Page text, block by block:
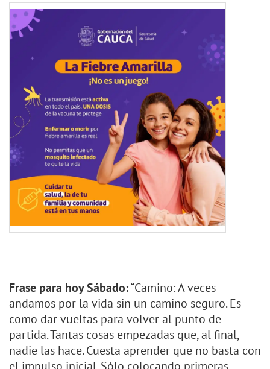
Frase para hoy Sábado:“Camino: A veces
andamos por la vida sin un camino seguro. Es
como dar vueltas para volver al punto de
partida. Tantas cosas empezadas que, al final,
nadie las hace. Cuesta aprender que no basta con
el impulso inicial. Sólo colocando primeras